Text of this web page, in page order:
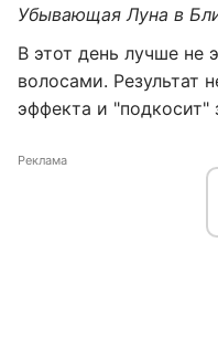
Убывающая Луна в
В этот день лучше не
волосами. Результат
эффекта и "подкосит"
Реклама